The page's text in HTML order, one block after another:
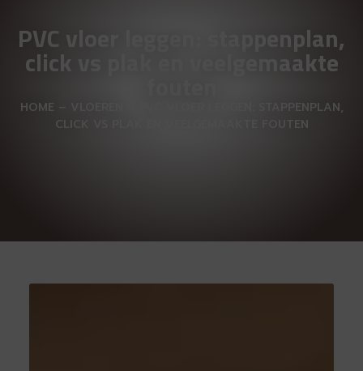
PVC vloer leggen: stappenplan,
click vs plak en veelgemaakte
HOME –
PVC VLOER LEGGEN: STAPPENPLAN,
CLICK VS PLAK EN VEELGEMAAKTE FOUTEN